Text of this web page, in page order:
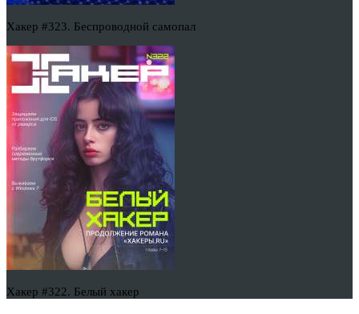
Хакер #323. Беспроводной самопал
Хакер #322. Белый хакер